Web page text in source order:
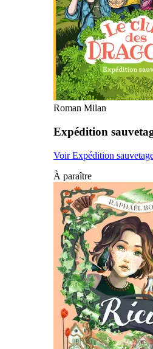
Roman Milan
Expédition
Voir Expédition
À paraître